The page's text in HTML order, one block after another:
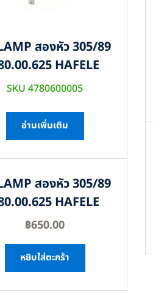
สองหัว 305/89
HAFELE
SKU 4780600005
อ่านเพิ่มเติม
สองหัว 305/89
HAFELE
฿650.00
หยิบใส่ตะกร้า